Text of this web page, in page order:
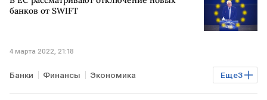
банков от SWIFT
4 марта 2022, 21:18
Еще3
Банки Финансы Экономика
санкции против РФ ЕС SWIFT